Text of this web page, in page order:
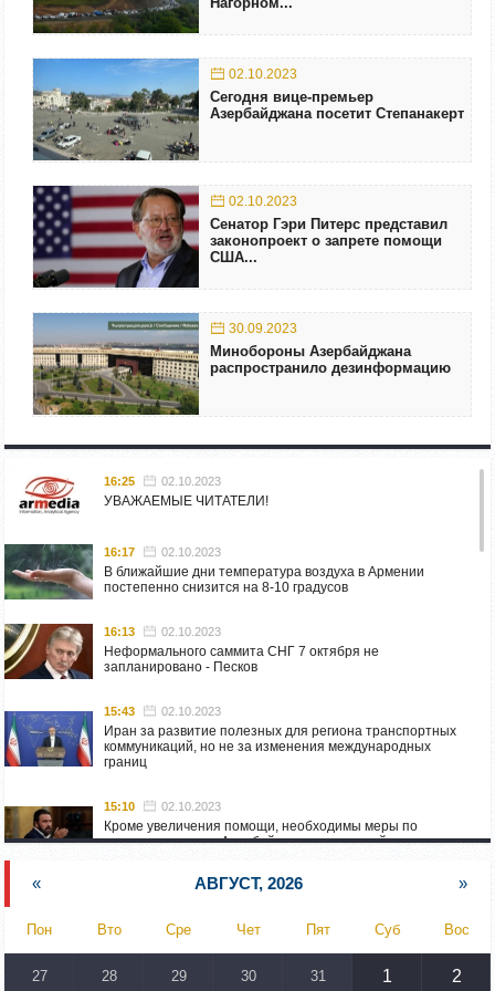
02.10.2023
Сегодня вице-премьер
Азербайджана посетит Степанакерт
02.10.2023
Сенатор Гэри Питерс представил
законопроект о запрете помощи
США...
30.09.2023
Минобороны Азербайджана
распространило дезинформацию
16:25 02.10.2023
УВАЖАЕМЫЕ ЧИТАТЕЛИ!
16:17 02.10.2023
В ближайшие дни температура воздуха в Армении
постепенно снизится на 8-10 градусов
16:13 02.10.2023
Неформального саммита СНГ 7 октября не
запланировано - Песков
15:43 02.10.2023
Иран за развитие полезных для региона транспортных
коммуникаций, но не за изменения международных
границ
15:10 02.10.2023
Кроме увеличения помощи, необходимы меры по
пресечению угроз Азербайджана: испанский депутат
Азербайджан обстреляли автомобиль ВС Армении,
перевозивший продовольствие
14:46 02.10.2023
« АВГУСТ, 2026 »
Пон Вто Сре Чет Пят Суб Вос
27 28 29 30 31 1 2